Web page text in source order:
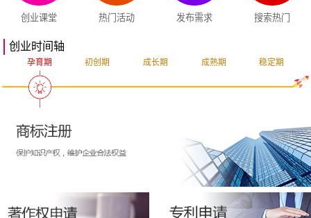
创业课堂 热门活动 发布需求 搜索热门
创业时间轴
孕育期 初创期 成长期 成熟期 稳定期